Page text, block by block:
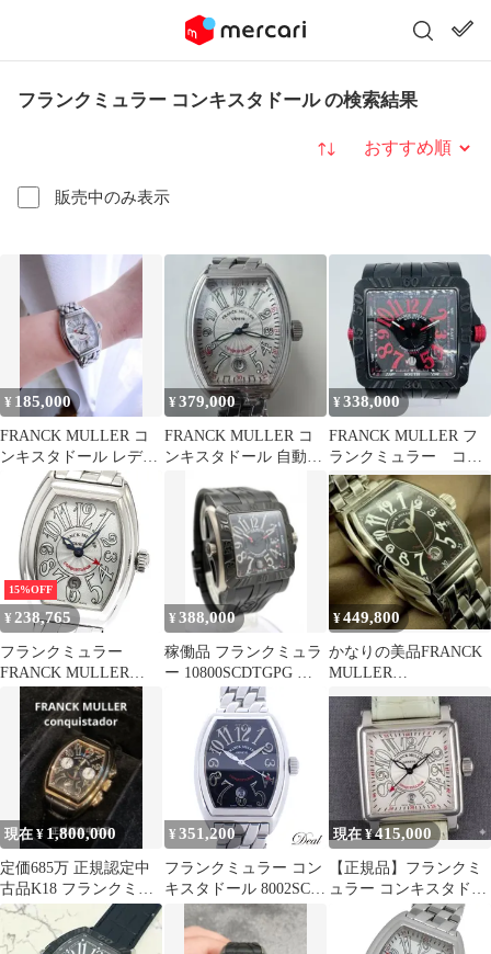
フランクミュラー コンキスタドール の検索結果
販売中のみ表示
並び替え
¥ 185,000
FRANCK MULLER コ
ンキスタドール レディ
ース 腕時計
¥379,000
FRANCK MULLER コ
ンキスタドール 自動巻
¥338,000
FRANCK MULLER フ
ランクミュラー コン
キスタドール コルテ
ス 腕時計
15%OFF
¥ 238,765
フランクミュラー
FRANCK MULLER
8005LSC コンキスタド
ール デイト 自動巻き
レディース 箱・保証書
付き_936057
¥388,000
稼働品 フランクミュラ
ー 10800SCDTGPG コ
ンキスタドール
¥449,800
かなりの美品FRANCK
MULLER
CONQUISTADOR 自動
巻き腕時計
現在 ¥ 1,800,000
定価685万 正規認定中
古品K18 フランクミュ
ラー コンキスタドール
保証書付
¥ 351,200
フランクミュラー コン
キスタドール 8002SC
メンズ 腕時計
現在 ¥415,000
【正規品】フランクミ
ュラー コンキスタドー
ル スクエア メンズ